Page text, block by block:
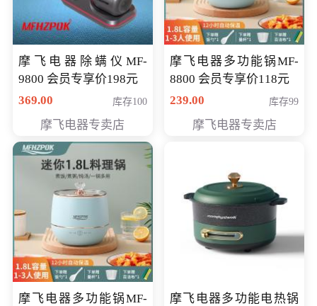
摩飞电器除螨仪MF-
9800 会员专享价198元
369.00
库存100
摩飞电器专卖店
摩飞电器多功能锅MF-
8800 会员专享价118元
239.00
库存99
摩飞电器专卖店
摩飞电器多功能锅MF-
摩飞电器多功能电热锅